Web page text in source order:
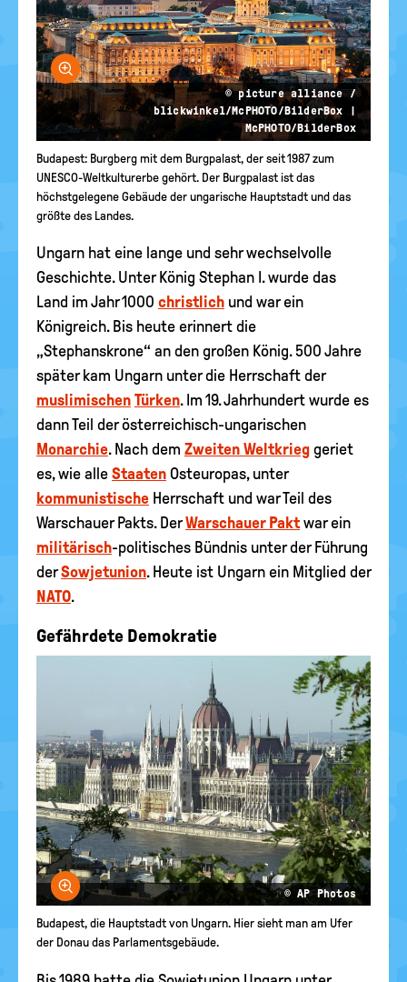
Bild vergrößern
© picture alliance /
blickwinkel/McPHOTO/BilderBox |
McPHOTO/BilderBox
Budapest: Burgberg mit dem Burgpalast, der seit 1987 zum
UNESCO-Weltkulturerbe gehört. Der Burgpalast ist das
höchstgelegene Gebäude der ungarische Hauptstadt und das
größte des Landes.
Ungarn hat eine lange und sehr wechselvolle
Geschichte. Unter König Stephan I. wurde das
Land im Jahr 1000 christlich und war ein
Königreich. Bis heute erinnert die
„Stephanskrone“ an den großen König. 500 Jahre
später kam Ungarn unter die Herrschaft der
muslimischen Türken. Im 19. Jahrhundert wurde es
dann Teil der österreichisch-ungarischen
Monarchie. Nach dem Zweiten Weltkrieg geriet
es, wie alle Staaten Osteuropas, unter
kommunistische Herrschaft und war Teil des
Warschauer Pakts. DerWarschauer Paktwar ein
militärisch-politisches Bündnis unter der Führung
derSowjetunion. Heute ist Ungarn ein Mitglied der
NATO.
Gefährdete Demokratie
Bild vergrößern
© AP Photos
Budapest, die Hauptstadt von Ungarn. Hier sieht man am Ufer
der Donau das Parlamentsgebäude.